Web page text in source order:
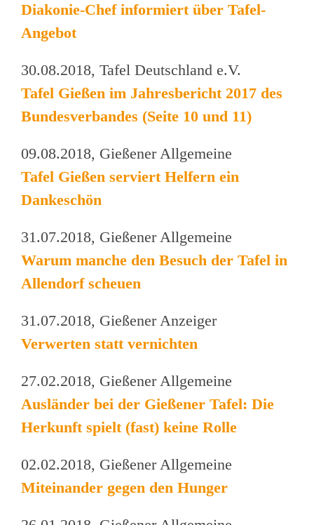
Diakonie-Chef informiert über Tafel-
Angebot
30.08.2018, Tafel Deutschland e.V.
Tafel Gießen im Jahresbericht 2017 des
Bundesverbandes (Seite 10 und 11)
09.08.2018, Gießener Allgemeine
Tafel Gießen serviert Helfern ein
Dankeschön
31.07.2018, Gießener Allgemeine
Warum manche den Besuch der Tafel in
Allendorf scheuen
31.07.2018, Gießener Anzeiger
Verwerten statt vernichten
27.02.2018, Gießener Allgemeine
Ausländer bei der Gießener Tafel: Die
Herkunft spielt (fast) keine Rolle
02.02.2018, Gießener Allgemeine
Miteinander gegen den Hunger